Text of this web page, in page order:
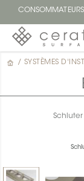
CONSOMMATEURS
En
/ SYSTÈMES
Schluter